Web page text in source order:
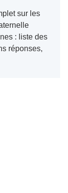
sur les
: liste des
réponses,